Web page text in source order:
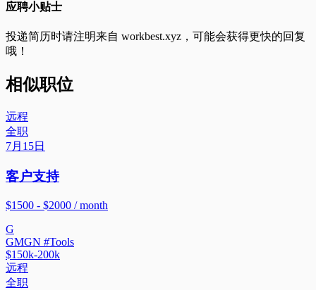
应聘小贴士
投递简历时请注明来自 workbest.xyz ，可能会获得更快的回复
哦！
相似职位
远程
全职
7月15日
客户支持
$1500 - $2000 / month
G
GMGN #Tools
$150k-200k
远程
全职